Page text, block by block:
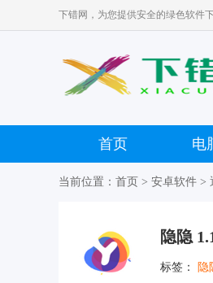
下错网，为您提供安全的绿色软件下
首页 电
当前位置： 首页 > 安卓软件 >
隐隐
标签： 隐